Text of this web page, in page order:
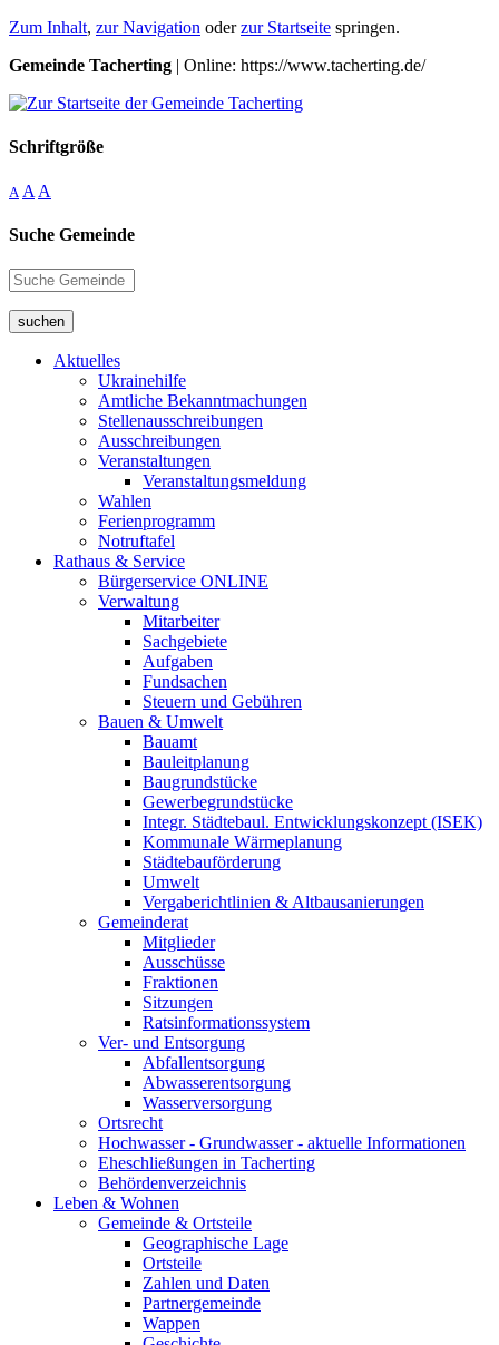
Zum Inhalt, zur Navigation oderzur Startseite springen.
Gemeinde Tacherting | Online: https://www.tacherting.de/
Schriftgröße
A A A
Suche Gemeinde
suchen
Aktuelles
Ukrainehilfe
Amtliche Bekanntmachungen
Stellenausschreibungen
Ausschreibungen
Veranstaltungen
Veranstaltungsmeldung
Wahlen
Ferienprogramm
Notruftafel
Rathaus & Service
Bürgerservice ONLINE
Verwaltung
Mitarbeiter
Sachgebiete
Aufgaben
Fundsachen
Steuern und Gebühren
Bauen & Umwelt
Bauamt
Bauleitplanung
Baugrundstücke
Gewerbegrundstücke
Integr. Städtebaul. Entwicklungskonzept (ISEK)
Kommunale Wärmeplanung
Städtebauförderung
Umwelt
Vergaberichtlinien & Altbausanierungen
Gemeinderat
Mitglieder
Ausschüsse
Fraktionen
Sitzungen
Ratsinformationssystem
Ver- und Entsorgung
Abfallentsorgung
Abwasserentsorgung
Wasserversorgung
Ortsrecht
Hochwasser - Grundwasser - aktuelle Informationen
Eheschließungen in Tacherting
Behördenverzeichnis
Leben & Wohnen
Gemeinde & Ortsteile
Geographische Lage
Ortsteile
Zahlen und Daten
Partnergemeinde
Wappen